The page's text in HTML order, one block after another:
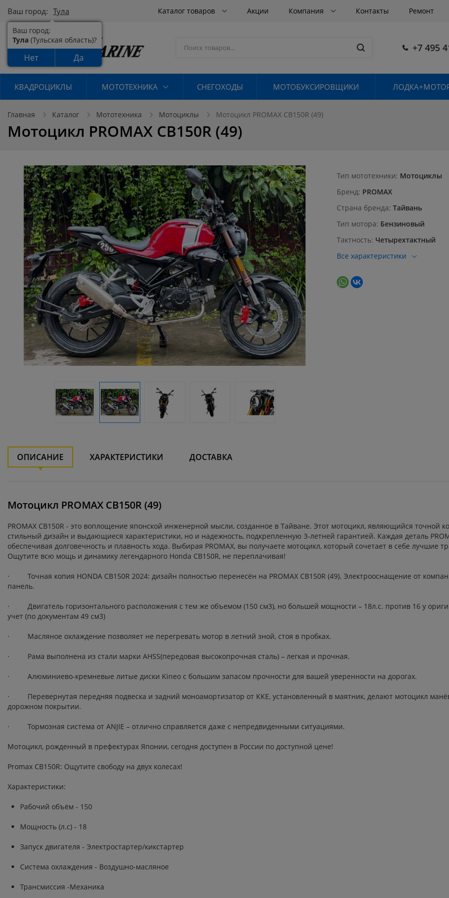
Ваш город: Тула
Ваш город:
Тула (Тульская область)?
Нет Да
Каталог товаров Акции Компания Контакты Ремонт
+7 495
КВАДРОЦИКЛЫ МОТОТЕХНИКА СНЕГОХОДЫ МОТОБУКСИРОВЩИКИ
Главная Каталог Мототехника Мотоциклы Мотоцикл PROMAX CB150R (49)
Мотоцикл PROMAX CB150R (49)
Тип мототехники Мотоциклы
Бренд PROMAX
Страна бренда Тайвань
Тип мотора Бензиновый
Тактность Четырехтактный
Все характеристики
ОПИСАНИЕ ХАРАКТЕРИСТИКИ ДОСТАВКА
Мотоцикл PROMAX CB150R (49)
PROMAX CB150R - это воплощение японской инженерной мысли, созданное в Тайване. Этот мотоцикл, являющийся точной
стильный дизайн и выдающиеся характеристики, но и надежность, подкрепленную 3-летней гарантией. Каждая деталь
обеспечивая долговечность и плавность хода. Выбирая PROMAX, вы получаете мотоцикл, который сочетает в себе лучшие
Ощутите всю мощь и динамику легендарного Honda CB150R, не переплачивая!
· Точная копия HONDA CB150R 2024: дизайн полностью перенесён на PROMAX CB150R (49). Электрооснащение от
панель.
· Двигатель горизонтального расположения с тем же объемом (150 см3), но большей мощности – 18л.с. против 16 у
учет (по документам 49 см3)
· Масляное охлаждение позволяет не перегревать мотор в летний зной, стоя в пробках.
· Рама выполнена из стали марки AHSS(передовая высокопрочная сталь) – легкая и прочная.
· Алюминиево-кремневые литые диски Kineo с большим запасом прочности для вашей уверенности на дорогах.
· Перевернутая передняя подвеска и задний моноамортизатор от KKE, установленный в маятник, делают мотоцикл
дорожном покрытии.
· Тормозная система от ANJIE – отлично справляется даже с непредвиденными ситуациями.
Мотоцикл, рожденный в префектурах Японии, сегодня доступен в России по доступной цене!
Promax CB150R: Ощутите свободу на двух колесах!
Характеристики:
Рабочий объём - 150
Мощность (л.с) - 18
Запуск двигателя - Электростартер/кикстартер
Система охлаждения - Воздушно-масляное
Трансмиссия -Механика